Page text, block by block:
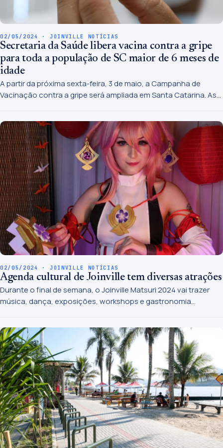
02/05/2024 · JOINVILLE NOTÍCIAS
Secretaria da Saúde libera vacina contra a gripe
para toda a população de SC maior de 6 meses de
idade
A partir da próxima sexta-feira, 3 de maio, a Campanha de
Vacinação contra a gripe será ampliada em Santa Catarina. As
02/05/2024 · JOINVILLE NOTÍCIAS
Agenda cultural de Joinville tem diversas atrações
Durante o final de semana, o Joinville Matsuri 2024 vai trazer
música, dança, exposições, workshops e gastronomia